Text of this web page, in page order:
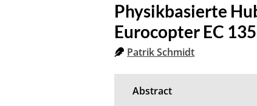
Physikbasierte
Eurocopter EC
Patrik Schmidt